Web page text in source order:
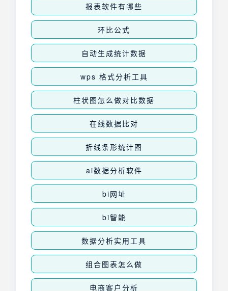
报表软件有哪些
环比公式
自动生成统计数据
wps 格式分析工具
柱状图怎么做对比数据
在线数据比对
折线条形统计图
ai数据分析软件
bi网址
bi智能
数据分析实用工具
组合图表怎么做
电商客户分析